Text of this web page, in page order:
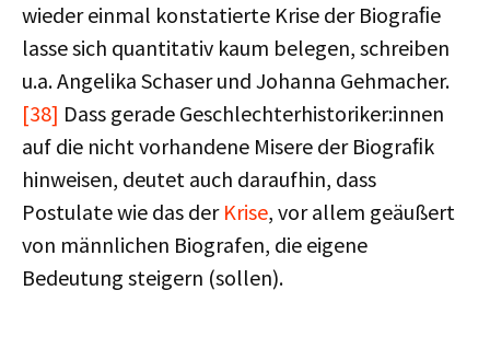
wieder einmal konstatierte Krise der Biograﬁe
lasse sich quantitativ kaum belegen, schreiben
u.a. Angelika Schaser und Johanna Gehmacher.
[38] Dass gerade Geschlechterhistoriker:innen
auf die nicht vorhandene Misere der Biograﬁk
hinweisen, deutet auch daraufhin, dass
Postulate wie das der Krise, vor allem geäußert
von männlichen Biografen, die eigene
Bedeutung steigern (sollen).